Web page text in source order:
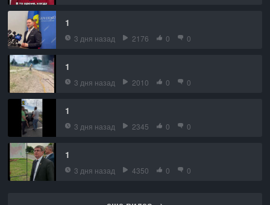
1
3 дня назад 2176 0 0
1
3 дня назад 2010 0 0
1
3 дня назад 2345 0 0
1
3 дня назад 4350 0 0